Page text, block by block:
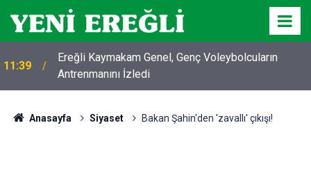
11:39
Ereğli Kaymakam Genel, Genç Voleybolcuların
Antrenmanını İzledi
Anasayfa Siyaset Bakan Şahin'den 'zavallı' çıkışı!